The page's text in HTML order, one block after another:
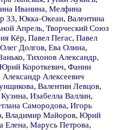
Иванина, Мелфина
33, Юкка-Океан, Валентина
Апрель, Творческий Союз
Кёр, Павел Пегас, Павел
Олег Долгов, Ева Олина,
, Тихонов Александр,
Короткевич, Фанни
Александр Алексеевич
, Валентин Левцов,
, Изабелла Валлин,
Самородова, Игорь
, Владимир Майоров, Юрий
Елена, Марусь Петрова,